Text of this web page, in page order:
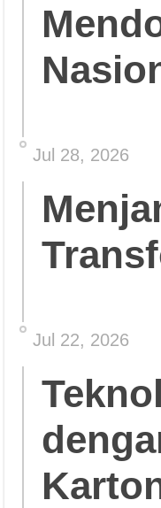
Jul 28, 2026
Jul 22, 2026